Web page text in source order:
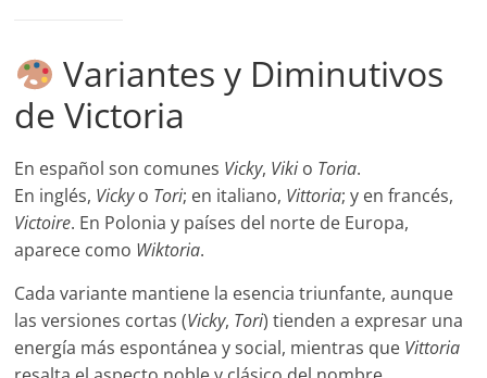
Variantes y Diminutivos
de Victoria
En español son comunes Vicky, Viki o Toria.
En inglés, Vickyo Tori; en italiano, Vittoria; y en francés,
Victoire. En Polonia y países del norte de Europa,
aparece como Wiktoria.
Cada variante mantiene la esencia triunfante, aunque
las versiones cortas (Vicky, Tori) tienden a expresar una
energía más espontánea y social, mientras que Vittoria